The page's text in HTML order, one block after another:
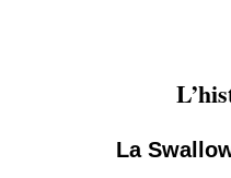
La